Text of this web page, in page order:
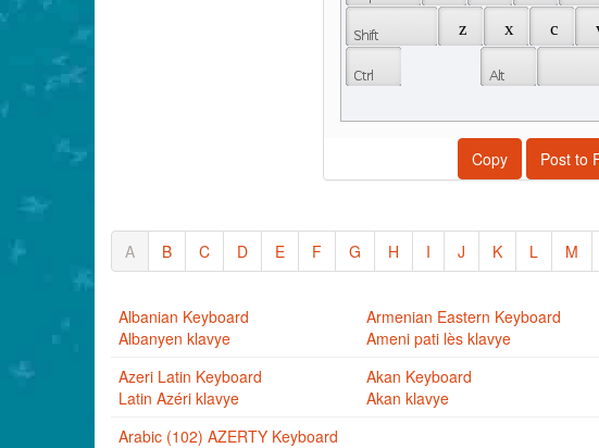
z x c
Copy Post to
A B C D E F G H I J K L M
Albanian Keyboard
Albanyen klavye
Armenian Eastern Keyboard
Ameni pati lès klavye
Azeri Latin Keyboard
Latin Azéri klavye
Akan Keyboard
Akan klavye
Arabic (102) AZERTY Keyboard